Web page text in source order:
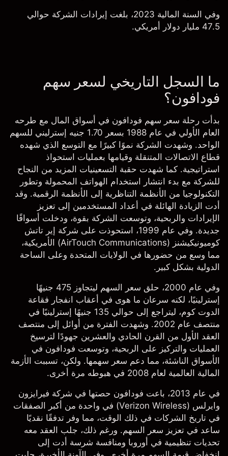
وفي السنة المالية 2023، بلغت إيرادات الشركة حوالي
47.5 مليار دولار أمريكي.
ما السجل التاريخي لسعر سهم
فودافون؟
بدأت رحلة سعر سهم فودافون في أسواق المال مع طرحه
العام الأولي في عام 1988 بسعر 1.70 جنيه إسترليني للسهم
الواحد. وشهدت الشركة نموًا كبيرًا مع التوسع الذي شهده
قطاع الاتصالات المتنقلة وقيامها بعمليات استحواذ
استراتيجية. كما شهدت حقبة التسعينيات المزيد من النجاح
للشركة مع بدء انتشار استخدام الهواتف المحمولة وتطور
التكنولوجيا من الأنظمة التناظرية إلى الأنظمة الرقمية. وقد
أدت الزيادة الهائلة في أعداد المستخدمين إلى تعزيز
الإيرادات والربحية، وتوسعت الشركة بقوة، ودخلت أسواقًا
جديدة. وفي عام 1999، استحوذت على شركة إير تاتش
كوميونيكيشنز (AirTouch Communications) الأمريكية،
مما وسع من حضورها في الولايات المتحدة وعلى الساحة
الدولية بشكل كبير.
وفي عام 2000، حلق سعر السهم ليتجاوز 475 جنيهًا
إسترلينيًا، لكنه سرعان ما هوى في أعقاب انفجار فقاعة
الدوت كوم، ليتراجع إلى حوالي 135 جنيهًا إسترلينيًا في
منتصف عام 2002. وشهدت الفترة من أوائل إلى منتصف
العقد الأول من القرن الحادي والعشرين جهودًا لترسيخ
العمليات والتركيز على الربحية، وتوسعت فودافون في
الأسواق الناشئة، مما دعم سعر سهمها. ولكن، تسببت الأزمة
المالية العالمية لعام 2008 في هبوطه مرة أخرى.
في عام 2013، باعت فودافون حصتها في شركة فيرايزون
وايرلس (Verizon Wireless) في واحدة من أكبر الصفقات
في تاريخ الشركات في ذلك الوقت، مما وفر تدفقًا نقديًا
ساعد في تعزيز سعر السهم. ورغم ذلك، جلب العقد معه
تحديات تنظيمية في أوروبا ومنافسة شرسة أدت إلى